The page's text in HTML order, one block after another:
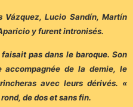
Vázquez, Lucio Sandín, Martín
y furent intronisés.
pas dans le baroque. Son
accompagnée de la demie, le
avec leurs dérivés. «
de dos et sans fin.